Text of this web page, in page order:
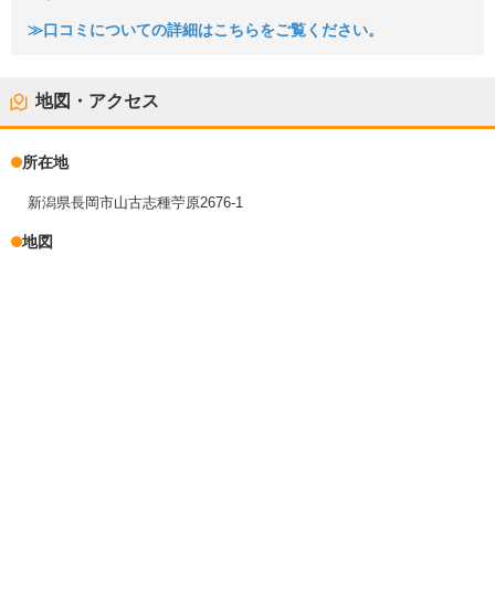
≫口コミについての詳細はこちらをご覧ください。
地図・アクセス
所在地
新潟県長岡市山古志種苧原2676-1
地図